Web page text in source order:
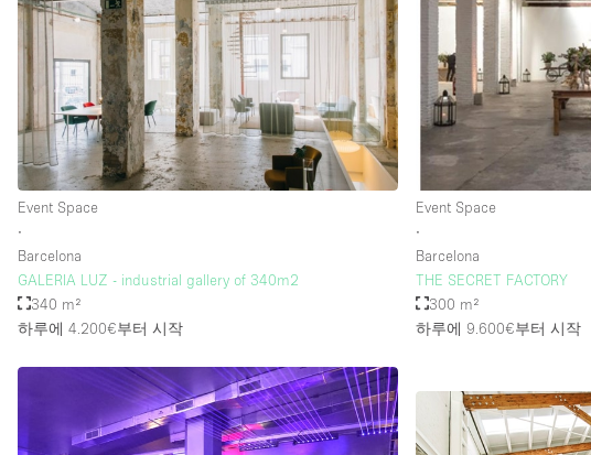
Stock Room
Stunning View
Toilets
Whitebox / Minimal
층 / 접근성:
테라스
Event Space
∙
Barcelona
GALERIA LUZ - industrial gallery of 340m2
340 m²
하루에 4.200€부터 시작
Event Space
∙
Barcelona
THE SECRET FACTORY
300 m²
하루에 9.600€부터 시작